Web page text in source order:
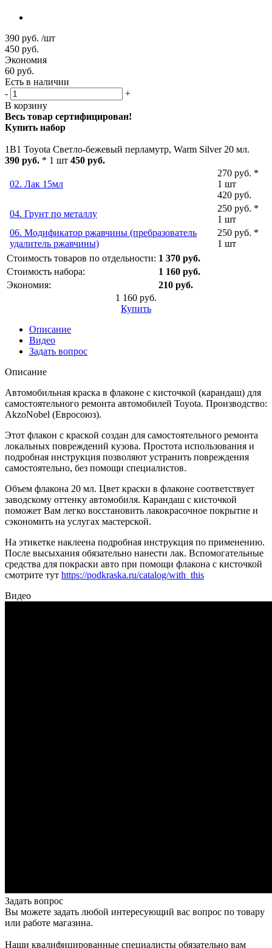
390 руб. /шт
450 руб.
Экономия
60 руб.
Есть в наличии
-
+
В корзину
Весь товар сертифицирован!
Купить набор
1B1 Toyota Светло-бежевый перламутр, Warm Silver 20 мл.
390 руб. * 1 шт 450 руб.
02. Лак 15мл
270 руб. *
1 шт
420 руб.
04. Грунт по металлу
250 руб. *
1 шт
06. Модификатор ржавчины (пребразователь
удалитель ржавчины)
250 руб. *
1 шт
Стоимость товаров по отдельности: 1 370 руб.
Стоимость набора:
1 160 руб.
Экономия:
210 руб.
1 160 руб.
Купить
Описание
Видео
Задать вопрос
Описание
Автомобильная краска в флаконе с кисточкой (карандаш) для
самостоятельного ремонта автомобилей Toyota. Производство:
AkzoNobel (Евросоюз).
Этот флакон с краской создан для самостоятельного ремонта
локальных повреждений кузова. Простота использования и
подробная инструкция позволяют устранить повреждения
самостоятельно, без помощи специалистов.
Объем флакона 20 мл. Цвет краски в флаконе соответствует
заводскому оттенку автомобиля. Карандаш с кисточкой
поможет Вам легко восстановить лакокрасочное покрытие и
сэкономить на услугах мастерской.
На этикетке наклеена подробная инструкция по применению.
После высыхания обязательно нанести лак. Вспомогательные
средства для покраски авто при помощи флакона с кисточкой
смотрите тут https://podkraska.ru/catalog/with_this
Видео
Задать вопрос
Вы можете задать любой интересующий вас вопрос по товару
или работе магазина.
Наши квалифицированные специалисты обязательно вам